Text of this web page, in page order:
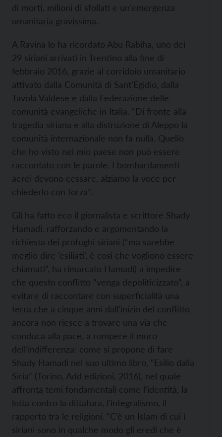
di morti, milioni di sfollati e un’emergenza
umanitaria gravissima.
A Ravina lo ha ricordato Abu Rabiha, uno dei
29 siriani arrivati in Trentino alla fine di
febbraio 2016, grazie al corridoio umanitario
attivato dalla Comunità di Sant’Egidio, dalla
Tavola Valdese e dalla Federazione delle
comunità evangeliche in Italia. “Di fronte alla
tragedia siriana e alla distruzione di Aleppo la
comunità internazionale non fa nulla. Quello
che ho visto nel mio paese non può essere
raccontato con le parole. I bombardamenti
aerei devono cessare, alziamo la voce per
chiederlo con forza”.
Gli ha fatto eco il giornalista e scrittore Shady
Hamadi, rafforzando e argomentando la
richiesta dei profughi siriani (“ma sarebbe
meglio dire ‘esiliati’, è così che vogliono essere
chiamati”, ha rimarcato Hamadi) a impedire
che questo conflitto “venga depoliticizzato”, a
evitare di raccontare con superficialità una
terra che a cinque anni dall’inizio del conflitto
ancora non riesce a trovare una via che
conduca alla pace, a rompere il muro
dell’indifferenza: come si propone di fare
Shady Hamadi nel suo ultimo libro, “Esilio dalla
Siria” (Torino, Add edizioni, 2016), nel quale
affronta temi fondamentali come l’identità, la
lotta contro la dittatura, l’integralismo, il
rapporto tra le religioni. “C’è un Islam di cui i
siriani sono in qualche modo gli eredi che è